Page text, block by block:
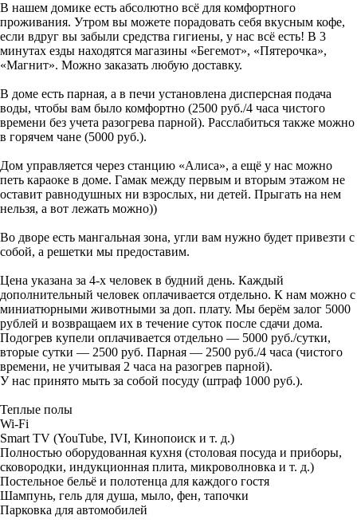
В нашем домике есть абсолютно всё для комфортного
проживания. Утром вы можете порадовать себя вкусным кофе,
если вдруг вы забыли средства гигиены, у нас всё есть! В 3
минутах езды находятся магазины «Бегемот», «Пятерочка»,
«Магнит». Можно заказать любую доставку.
В доме есть парная, а в печи установлена дисперсная подача
воды, чтобы вам было комфортно (2500 руб./4 часа чистого
времени без учета разогрева парной). Расслабиться также можно
в горячем чане (5000 руб.).
Дом управляется через станцию «Алиса», а ещё у нас можно
петь караоке в доме. Гамак между первым и вторым этажом не
оставит равнодушных ни взрослых, ни детей. Прыгать на нем
нельзя, а вот лежать можно))
Во дворе есть мангальная зона, угли вам нужно будет привезти с
собой, а решетки мы предоставим.
Цена указана за 4-х человек в будний день. Каждый
дополнительный человек оплачивается отдельно. К нам можно с
миниатюрными животными за доп. плату. Мы берём залог 5000
рублей и возвращаем их в течение суток после сдачи дома.
Подогрев купели оплачивается отдельно — 5000 руб./сутки,
вторые сутки — 2500 руб. Парная — 2500 руб./4 часа (чистого
времени, не учитывая 2 часа на разогрев парной).
У нас принято мыть за собой посуду (штраф 1000 руб.).
Теплые полы
Wi-Fi
Smart TV (YouTube, IVI, Кинопоиск и т. д.)
Полностью оборудованная кухня (столовая посуда и приборы,
сковородки, индукционная плита, микроволновка и т. д.)
Постельное бельё и полотенца для каждого гостя
Шампунь, гель для душа, мыло, фен, тапочки
Парковка для автомобилей